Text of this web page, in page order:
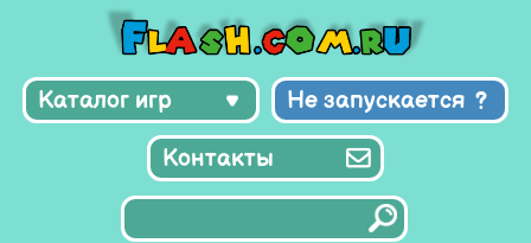
Каталог игр Не запускается
Контакты